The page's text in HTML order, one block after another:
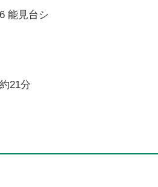
能見台シ
21分